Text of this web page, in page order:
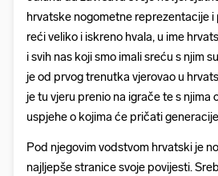
hrvatske nogometne reprezentacije i
reći veliko i iskreno hvala, u ime
i svih nas koji smo imali sreću s njim
je od prvog trenutka vjerovao u
je tu vjeru prenio na igrače te s njima
uspjehe o kojima će pričati
Pod njegovim vodstvom hrvatski je
najljepše stranice svoje povijesti.